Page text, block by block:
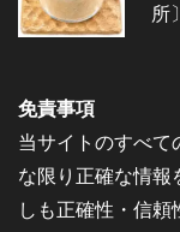
所〕
免責事項
当サイトのすべて
な限り正確な情報
しも正確性・信頼